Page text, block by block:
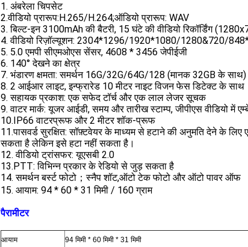
1. अंबरेला चिपसेट
2.वीडियो प्रारूप:H.265/H.264;ऑडियो प्रारूप: WAV
3. बिल्ट-इन 3100mAh की बैटरी, 15 घंटे की वीडियो रिकॉर्डिंग
4. वीडियो रिज़ॉल्यूशन: 2304*1296/1920*1080/1280&720/
5. 5.0 एमपी सीएमओएस सेंसर, 4608 * 3456 जेपीईजी
6. 140° देखने का क्षेत्र
7. भंडारण क्षमता: समर्थन 16G/32G/64G/128 (मानक 32GB के साथ)
8. 2 आईआर लाइट, इन्फ्रारेड 10 मीटर नाइट विजन फेस डिटेक्ट के साथ
9. सहायक प्रकाश: एक सफेद टॉर्च और एक लाल लेजर सूचक
9. वाटर मार्क: यूजर आईडी, समय और तारीख स्टाम्प, जीपीएस वीडियो में
10.IP66 वाटरप्रूफ और 2 मीटर शॉक-प्रूफ
11.पासवर्ड सुरक्षित: सॉफ़्टवेयर के माध्यम से हटाने की अनुमति देने के
सकता है लेकिन इसे हटा नहीं सकता है।
12. वीडियो ट्रांसफर: यूएसबी 2.0
13.PTT: विभिन्न प्रकार के रेडियो से जुड़ सकता है
14. समर्थन बर्स्ट फोटो；स्नैप शॉट,ऑटो टेक फोटो और ऑटो पावर ऑफ
15. आयाम: 94 * 60 * 31 मिमी / 160 ग्राम
पैरामीटर
आयाम 94 मिमी * 60 मिमी * 31 मिमी